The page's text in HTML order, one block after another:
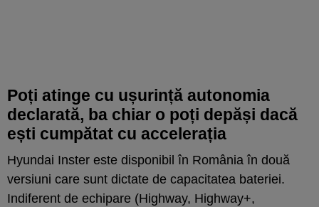
Poți atinge cu ușurință autonomia
declarată, ba chiar o poți depăși dacă
ești cumpătat cu accelerația
Hyundai Inster este disponibil în România în două
versiuni care sunt dictate de capacitatea bateriei.
Indiferent de echipare (Highway, Highway+,